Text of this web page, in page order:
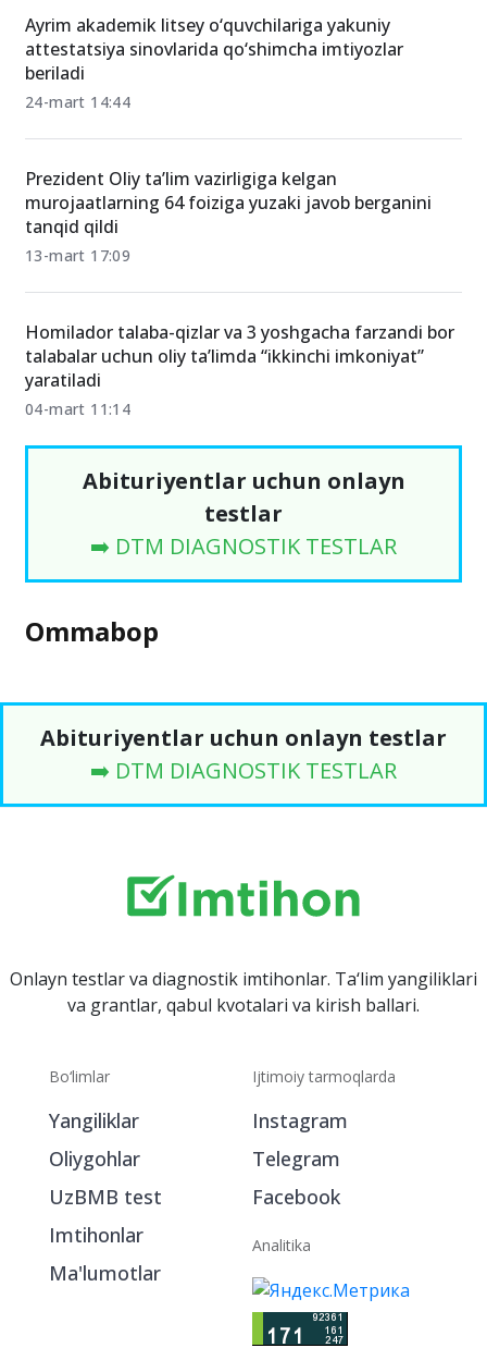
Ayrim akademik litsey o‘quvchilariga yakuniy
attestatsiya sinovlarida qo‘shimcha imtiyozlar
beriladi
24-mart 14:44
Prezident Oliy ta’lim vazirligiga kelgan
murojaatlarning 64 foiziga yuzaki javob berganini
tanqid qildi
13-mart 17:09
Homilador talaba-qizlar va 3 yoshgacha farzandi bor
talabalar uchun oliy ta’limda “ikkinchi imkoniyat”
yaratiladi
04-mart 11:14
Abituriyentlar uchun onlayn
testlar
➡️ DTM DIAGNOSTIK TESTLAR
Ommabop
Abituriyentlar uchun onlayn testlar
➡️ DTM DIAGNOSTIK TESTLAR
Onlayn testlar va diagnostik imtihonlar. Ta‘lim yangiliklari
va grantlar, qabul kvotalari va kirish ballari.
Bo‘limlar
Yangiliklar
Oliygohlar
UzBMB test
Imtihonlar
Ma'lumotlar
Ijtimoiy tarmoqlarda
Instagram
Telegram
Facebook
Analitika